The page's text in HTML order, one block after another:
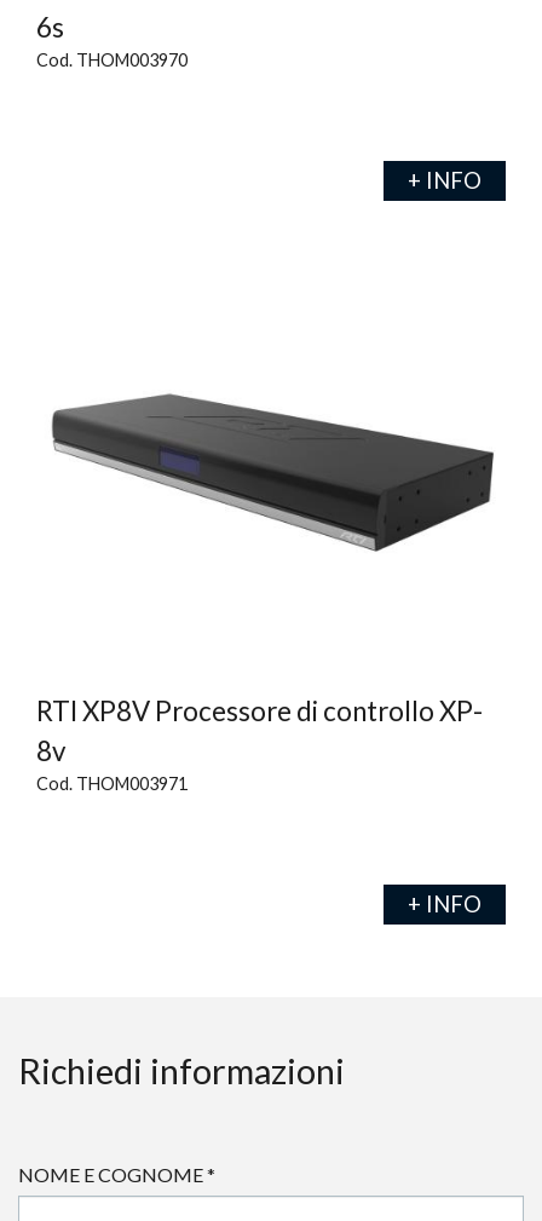
6s
Cod. THOM003970
+ INFO
RTI XP8V Processore di controllo XP-
8v
Cod. THOM003971
+ INFO
Richiedi informazioni
NOME E COGNOME*